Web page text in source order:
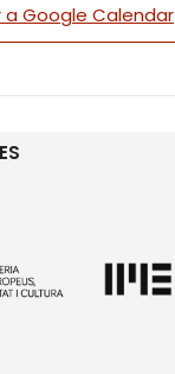
a Google Calendar